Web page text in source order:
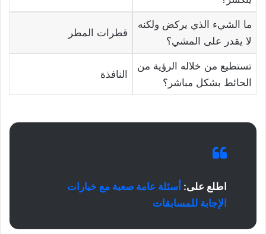
ما الشيء الذي يركض ولكنه
لا يقدر على المشي؟
قطرات المطر
تستطيع من خلاله الرؤية من
الحائط بشكل مباشر؟
النافذة
اطلع على: أسئلة عامة صعبة مع خيارات
الإجابة للمسابقات